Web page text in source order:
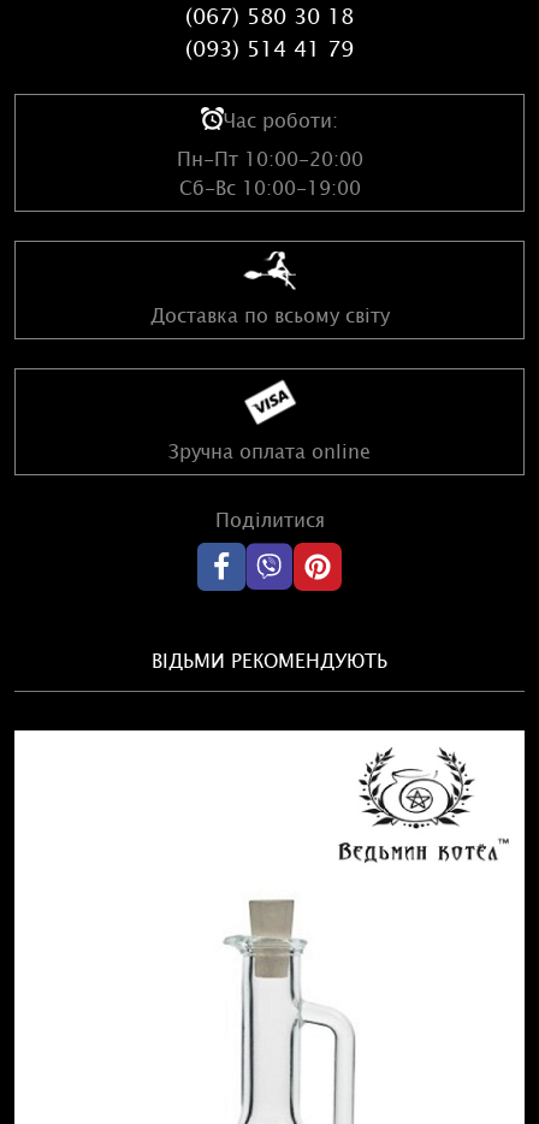
(067) 580 30 18
(093) 514 41 79
Час роботи:
Пн-Пт 10:00-20:00
Сб-Вс 10:00-19:00
Доставка по всьому світу
Зручна оплата online
Поділитися
ВІДЬМИ РЕКОМЕНДУЮТЬ